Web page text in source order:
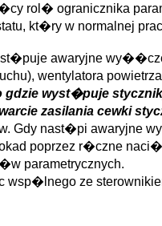
rol� ogranicznika
kt�ry w normalnej
awaryjne
wentylatora
wyst�puje
zasilania cewki
Gdy nast�pi awaryjne
poprzez r�czne
parametrycznych.
ze